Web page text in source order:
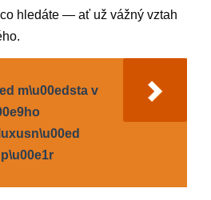
hledáte — ať už vážný vztah
m\u00edsta v